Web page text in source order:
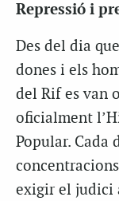
Repressió i
Des del dia
dones i els
del Rif es van
oficialment
Popular. Cada
exigir el judici